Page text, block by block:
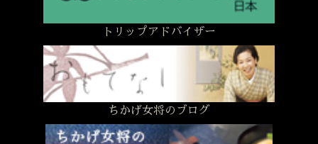
トリップアドバイザー
ちかげ女将のブログ